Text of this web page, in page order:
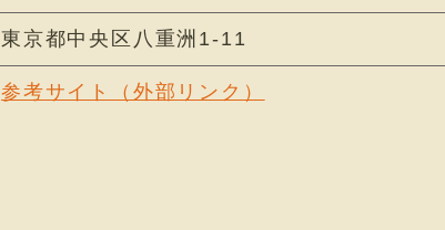
東京都中央区八重洲1-11
参考サイト（外部リンク）